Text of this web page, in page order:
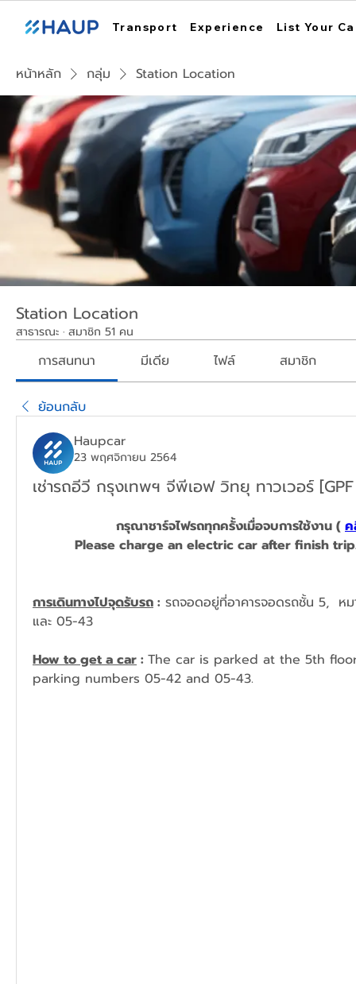
Transport Experience List Your
หน้าหลัก กลุ่ม Station Location
Station Location
สาธารณะ · สมาชิก 51 คน
การสนทนา มีเดีย ไฟล์ สมาชิก
ย้อนกลับ
Haupcar
23 พฤศจิกายน 2564
เช่ารถอีวี กรุงเทพฯ จีพีเอฟ วิทยุ ทาวเวอร์
กรุณาชาร์จไฟรถทุกครั้งเมื่อจบการใช้งาน (
Please charge an electric car after finish
การเดินทางไปจุดรับรถ : รถจอดอยู่ที่อาคารจอดรถชั้น 5,  ห
และ 05-43
How to get a car : The car is parked at the 5th
parking numbers 05-42 and 05-43.